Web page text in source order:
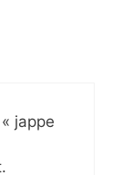
jappe